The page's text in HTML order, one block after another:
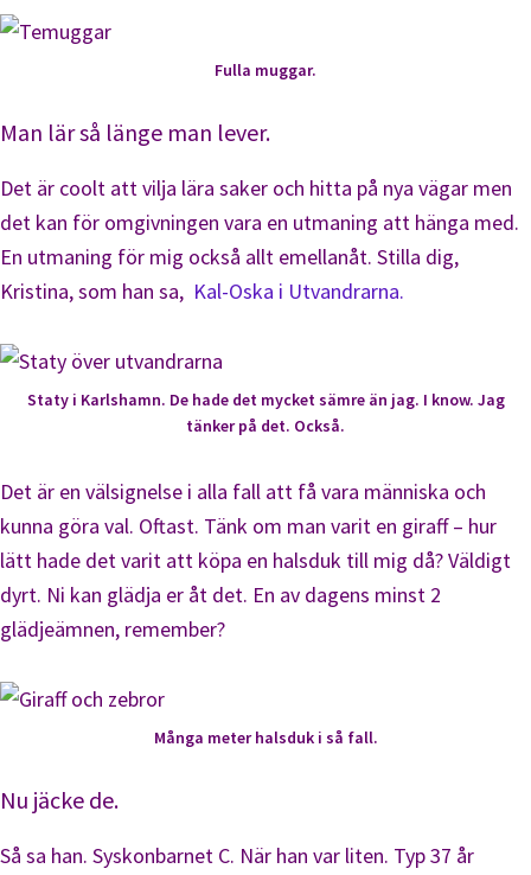
Fulla muggar.
Man lär så länge man lever.
Det är coolt att vilja lära saker och hitta på nya vägar men
det kan för omgivningen vara en utmaning att hänga med.
En utmaning för mig också allt emellanåt. Stilla dig,
Kristina, som han sa, Kal-Oska i Utvandrarna.
Staty i Karlshamn. De hade det mycket sämre än jag. I know. Jag
tänker på det. Också.
Det är en välsignelse i alla fall att få vara människa och
kunna göra val. Oftast. Tänk om man varit en giraff – hur
lätt hade det varit att köpa en halsduk till mig då? Väldigt
dyrt. Ni kan glädja er åt det. En av dagens minst 2
glädjeämnen, remember?
Många meter halsduk i så fall.
Nu jäcke de.
Så sa han. Syskonbarnet C. När han var liten. Typ 37 år